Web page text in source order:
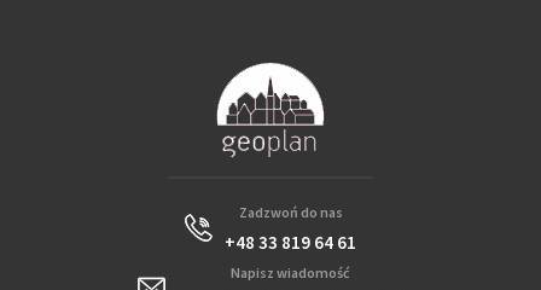
Zadzwoń do nas
+48 33 819 64 61
Napisz wiadomość